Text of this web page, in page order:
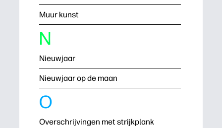
Muur kunst
N
Nieuwjaar
Nieuwjaar op de maan
O
Overschrijvingen met strijkplank